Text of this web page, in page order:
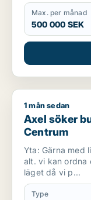
Max. per månad
500 000 SEK
Axel söker butik
1 mån sedan
Axel söker
Centrum
Yta: Gärna med
alt. vi kan ordna
läget då vi p...
Type